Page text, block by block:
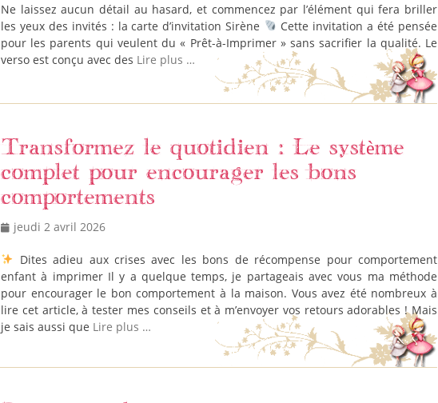
Ne laissez aucun détail au hasard, et commencez par l’élément qui fera briller
les yeux des invités : la carte d’invitation Sirène
Cette invitation a été pensée
pour les parents qui veulent du « Prêt-à-Imprimer » sans sacrifier la qualité. Le
verso est conçu avec des Lire plus …
Transformez le quotidien : Le système
complet pour encourager les bons
comportements
Posted
jeudi 2 avril 2026
Dites adieu aux crises avec les bons de récompense pour comportement
enfant à imprimer Il y a quelque temps, je partageais avec vous ma méthode
pour encourager le bon comportement à la maison. Vous avez été nombreux à
lire cet article, à tester mes conseils et à m’envoyer vos retours adorables ! Mais
je sais aussi que Lire plus …